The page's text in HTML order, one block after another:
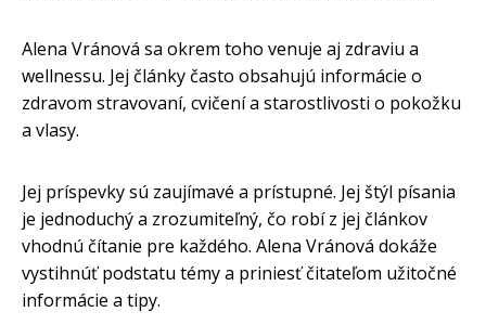
Alena Vránová sa okrem toho venuje aj zdraviu a
wellnessu. Jej články často obsahujú informácie o
zdravom stravovaní, cvičení a starostlivosti o pokožku
a vlasy.
Jej príspevky sú zaujímavé a prístupné. Jej štýl písania
je jednoduchý a zrozumiteľný, čo robí z jej článkov
vhodnú čítanie pre každého. Alena Vránová dokáže
vystihnúť podstatu témy a priniesť čitateľom užitočné
informácie a tipy.